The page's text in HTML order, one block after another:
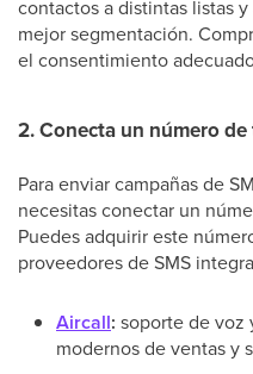
contactos a distintas listas
mejor segmentación.
el consentimiento
2. Conecta un número
Para enviar campañas de
necesitas conectar un
Puedes adquirir este
proveedores de SMS
Aircall: soporte de voz
modernos de ventas y